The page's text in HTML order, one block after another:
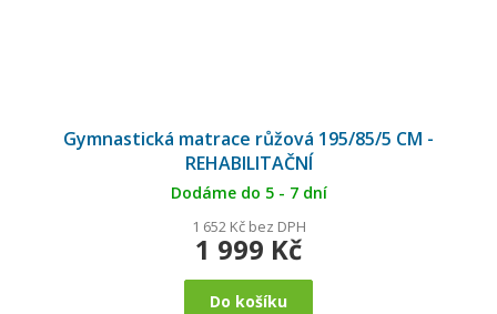
Gymnastická matrace růžová 195/85/5 CM -
REHABILITAČNÍ
Dodáme do 5 - 7 dní
1 652 Kč bez DPH
1 999 Kč
Do košíku